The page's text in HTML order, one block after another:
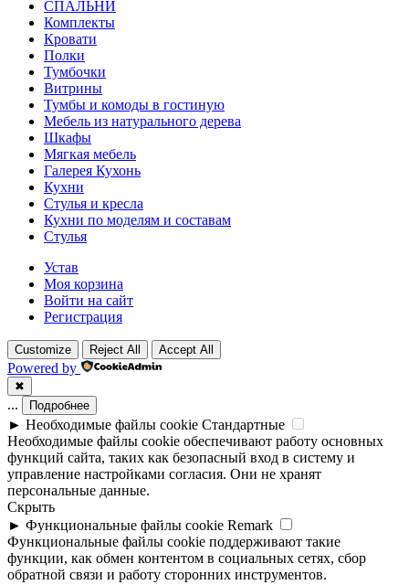
СПАЛЬНИ
Комплекты
Кровати
Полки
Тумбочки
Витрины
Тумбы и комоды в гостиную
Мебель из натурального дерева
Шкафы
Мягкая мебель
Галерея Кухонь
Кухни
Стулья и кресла
Кухни по моделям и составам
Стулья
Устав
Моя корзина
Войти на сайт
Регистрация
Customize Reject All Accept All
Powered by
✖
... Подробнее
► Необходимые файлы cookie Стандартные
Необходимые файлы cookie обеспечивают работу основных
функций сайта, таких как безопасный вход в систему и
управление настройками согласия. Они не хранят
персональные данные.
Скрыть
► Функциональные файлы cookie Remark
Функциональные файлы cookie поддерживают такие
функции, как обмен контентом в социальных сетях, сбор
обратной связи и работу сторонних инструментов.